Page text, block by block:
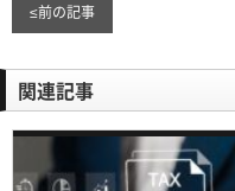
≤前の記事
関連記事